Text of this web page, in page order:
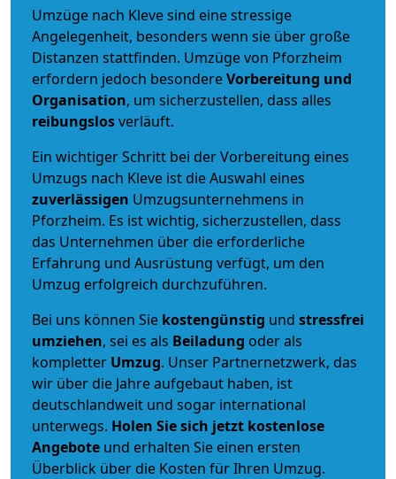
Umzüge nach Kleve sind eine stressige
Angelegenheit, besonders wenn sie über große
Distanzen stattfinden. Umzüge von Pforzheim
erfordern jedoch besondereVorbereitung und
Organisation, um sicherzustellen, dass alles
reibungslosverläuft.
Ein wichtiger Schritt bei der Vorbereitung eines
Umzugs nach Kleve ist die Auswahl eines
zuverlässigen Umzugsunternehmens in
Pforzheim. Es ist wichtig, sicherzustellen, dass
das Unternehmen über die erforderliche
Erfahrung und Ausrüstung verfügt, um den
Umzug erfolgreich durchzuführen.
Bei uns können Sie kostengünstig und stressfrei
umziehen, sei es als Beiladung oder als
kompletter Umzug. Unser Partnernetzwerk, das
wir über die Jahre aufgebaut haben, ist
deutschlandweit und sogar international
unterwegs. Holen Sie sich jetzt kostenlose
Angebote und erhalten Sie einen ersten
Überblick über die Kosten für Ihren Umzug.